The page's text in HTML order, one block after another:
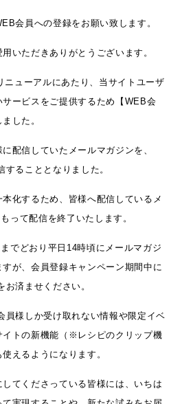
会員への登録をお願い致します。
いただきありがとうございます。
ニューアルにあたり、当サイトユーザ
ービスをご提供するため【WEB会
した。
配信していたメールマガジンを、
ることとなりました。
化するため、皆様へ配信しているメ
って配信を終了いたします。
でどおり平日14時頃にメールマガジ
が、会員登録キャンペーン期間中に
済ませください。
員様しか受け取れない情報や限定イベ
イトの新機能（※レシピのクリップ機
えるようになります。
てくださっている皆様には、いちは